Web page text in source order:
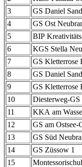
3
GS Daniel
4
GS Ost
5
BIP
6
KGS Stella
7
GS Kletterrose
8
GS Daniel
9
GS Kletterrose
10
Diesterweg-
11
KKA am
12
GS am
13
GS Süd
14
GS Züssow 1
15